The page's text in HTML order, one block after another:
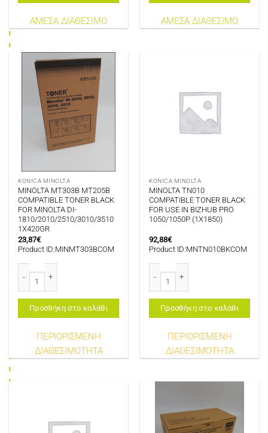
ΑΜΕΣΑ ΔΙΑΘΕΣΙΜΟ ΑΜΕΣΑ ΔΙΑΘΕΣΙΜΟ
KONICA MINOLTA
MINOLTA MT303B MT205B
COMPATIBLE TONER BLACK
FOR MINOLTA DI-
1810/2010/2510/3010/3510
1X420GR
23,87€
Product ID:MINMT303BCOM
Προσθήκη στο καλάθι
ΠΕΡΙΟΡΙΣΜΕΝΗ
ΔΙΑΘΕΣΙΜΟΤΗΤΑ
KONICA MINOLTA
MINOLTA TN010
COMPATIBLE TONER BLACK
FOR USE IN BIZHUB PRO
1050/1050P (1X1850)
92,88€
Product ID:MNTN010BKCOM
Προσθήκη στο καλάθι
ΠΕΡΙΟΡΙΣΜΕΝΗ
ΔΙΑΘΕΣΙΜΟΤΗΤΑ